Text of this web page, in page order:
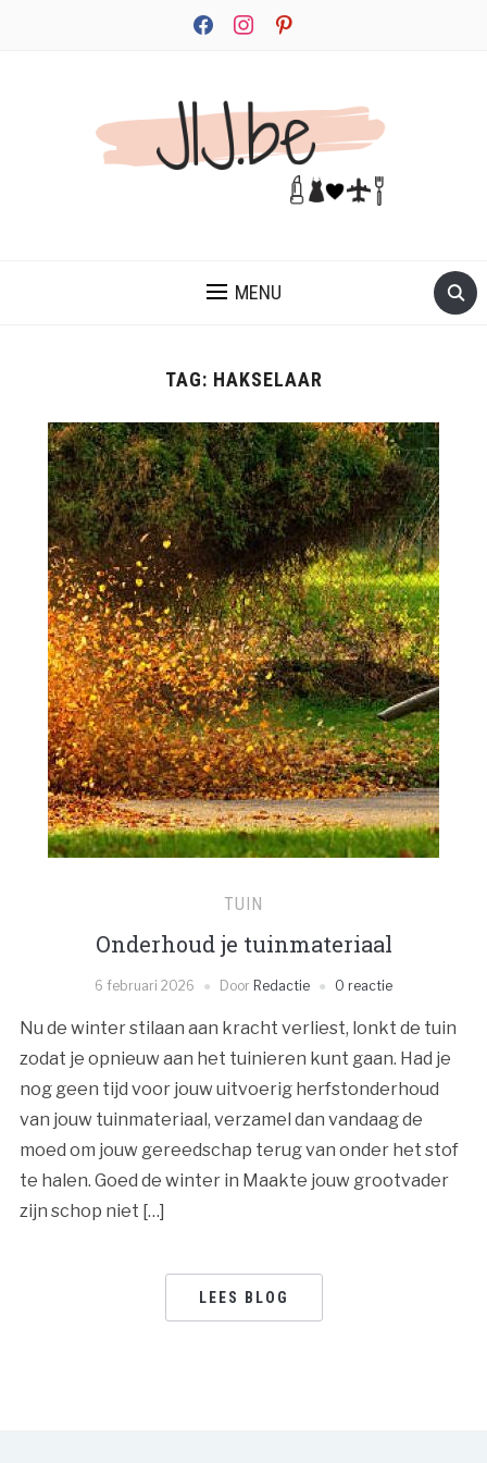
facebookinstagrampinterest
MENU
TAG: HAKSELAAR
TUIN
Onderhoud je tuinmateriaal
6 februari 2026 Door Redactie 0 reactie
Nu de winter stilaan aan kracht verliest, lonkt de tuin
zodat je opnieuw aan het tuinieren kunt gaan. Had je
nog geen tijd voor jouw uitvoerig herfstonderhoud
van jouw tuinmateriaal, verzamel dan vandaag de
moed om jouw gereedschap terug van onder het stof
te halen. Goed de winter in Maakte jouw grootvader
zijn schop niet […]
LEES BLOG